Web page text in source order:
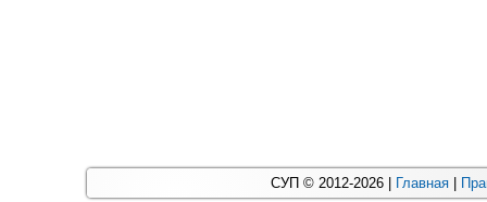
СУП © 2012-2026 | Главная